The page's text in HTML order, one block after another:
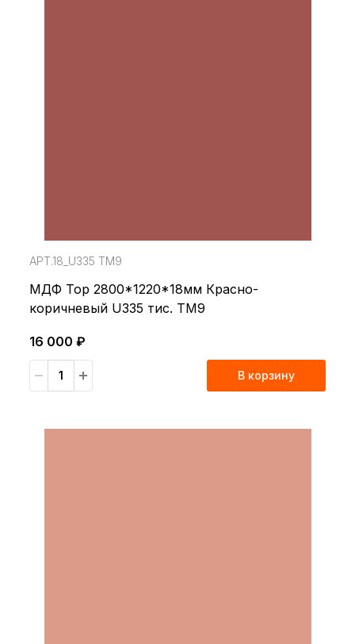
АРТ.18_U335 TM9
МДФ Top 2800*1220*18мм Красно-
коричневый U335 тис. TM9
16 000 ₽
В корзину